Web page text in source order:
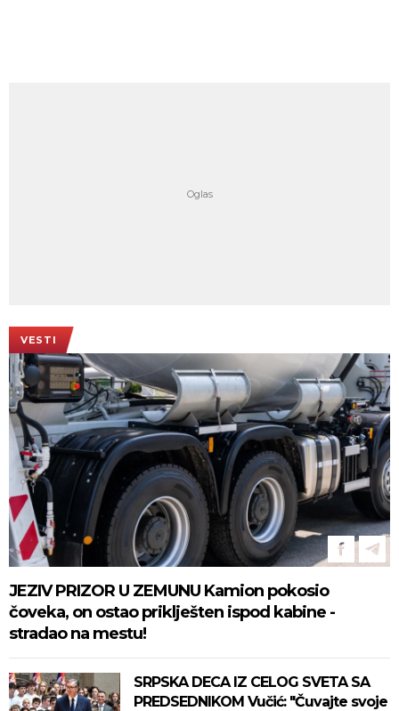
VESTI
JEZIV PRIZOR U ZEMUNU Kamion pokosio
čoveka, on ostao priklješten ispod kabine -
stradao na mestu!
SRPSKA DECA IZ CELOG SVETA SA
PREDSEDNIKOM Vučić: "Čuvajte svoje